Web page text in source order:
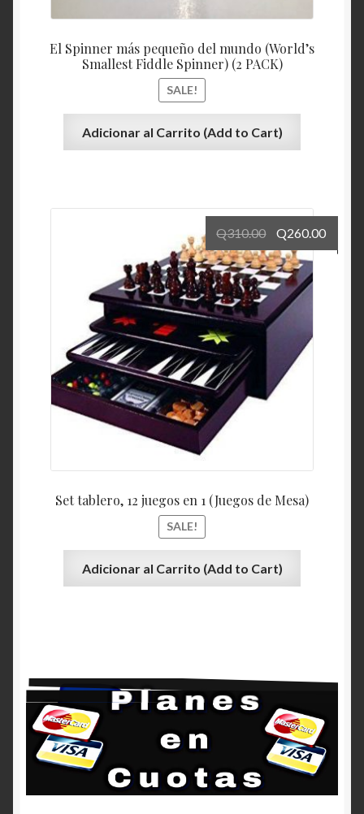
El Spinner más pequeño del mundo (World’s
Smallest Fiddle Spinner) (2 PACK)
SALE!
Adicionar al Carrito (Add to Cart)
Set tablero, 12 juegos en 1 (Juegos de Mesa)
SALE!
Q310.00 Q260.00
Adicionar al Carrito (Add to Cart)